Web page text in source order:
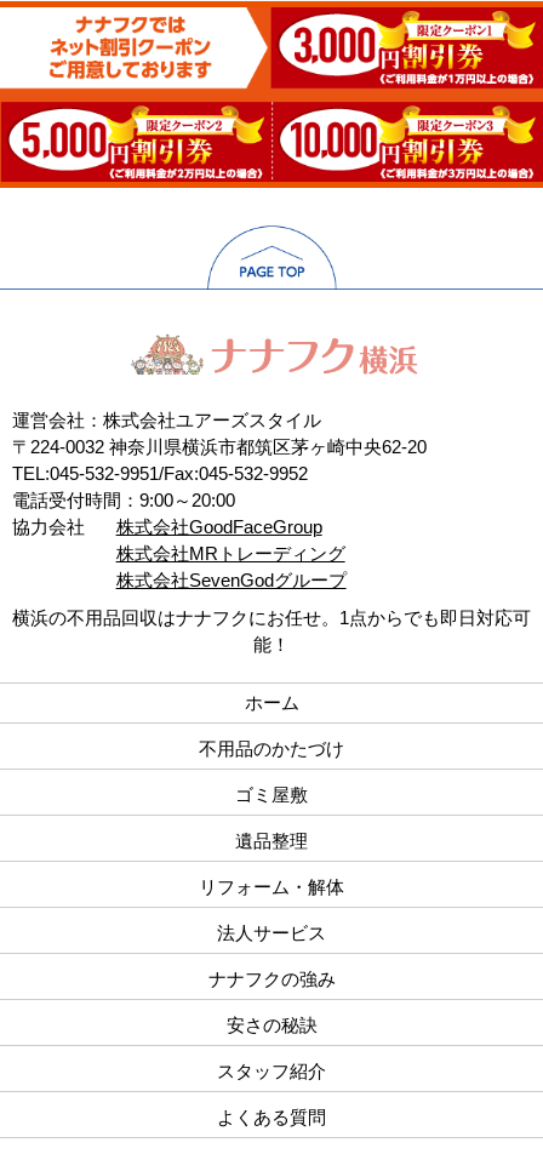
運営会社：株式会社ユアーズスタイル
〒224-0032 神奈川県横浜市都筑区茅ヶ崎中央62-20
TEL:045-532-9951/Fax:045-532-9952
電話受付時間：9:00～20:00
協力会社
株式会社GoodFaceGroup
株式会社MRトレーディング
株式会社SevenGodグループ
横浜の不用品回収はナナフクにお任せ。1点からでも即日対応可
能！
ホーム
不用品のかたづけ
ゴミ屋敷
遺品整理
リフォーム・解体
法人サービス
ナナフクの強み
安さの秘訣
スタッフ紹介
よくある質問